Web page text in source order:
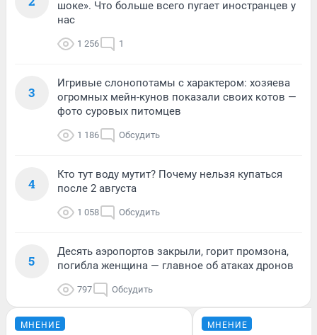
шоке». Что больше всего пугает иностранцев у
нас
1 256 1
3
Игривые слонопотамы с характером: хозяева
огромных мейн-кунов показали своих котов —
фото суровых питомцев
1 186 Обсудить
4
Кто тут воду мутит? Почему нельзя купаться
после 2 августа
1 058 Обсудить
5
Десять аэропортов закрыли, горит промзона,
погибла женщина — главное об атаках дронов
797 Обсудить
МНЕНИЕ МНЕНИЕ